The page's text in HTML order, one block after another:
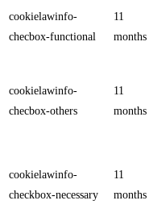
cookielawinfo-
checbox-functional
11
months
cookielawinfo-
checbox-others
11
months
cookielawinfo-
checkbox-necessary
11
months